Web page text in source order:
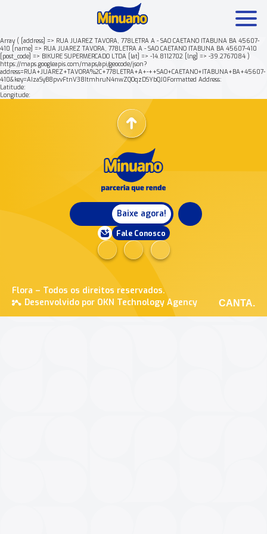
Array ( [address] => RUA JUAREZ TAVORA, 778LETRA A - SAO CAETANO ITABUNA BA 45607-
410 [name] => RUA JUAREZ TAVORA, 778LETRA A - SAO CAETANO ITABUNA BA 45607-410
[post_code] => BIKURE SUPERMERCADO LTDA [lat] => -14.8112702 [lng] => -39.2767084 )
https://maps.googleapis.com/maps/api/geocode/json?
address=RUA+JUAREZ+TAVORA%2C+778LETRA+A+-++SAO+CAETANO+ITABUNA+BA+45607-
410&key=AIzaSyB8pvvFtnV38ItmhruN4nwZQOqzDSYbQJ0Formatted Address:
Latitude:
Longitude:
Baixe agora!
Fale Conosco
Flora – Todos os direitos reservados.
Desenvolvido por OKN Technology Agency
CANTA.
Mais buscados: Produtos Minuano Rende +
Nossa história